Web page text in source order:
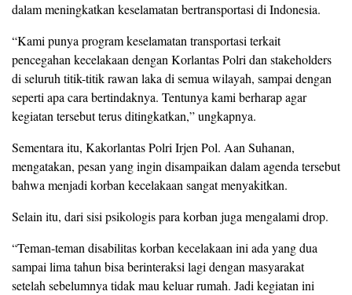
dalam meningkatkan keselamatan bertransportasi di Indonesia.
“Kami punya program keselamatan transportasi terkait
pencegahan kecelakaan dengan Korlantas Polri dan stakeholders
di seluruh titik-titik rawan laka di semua wilayah, sampai dengan
seperti apa cara bertindaknya. Tentunya kami berharap agar
kegiatan tersebut terus ditingkatkan,” ungkapnya.
Sementara itu, Kakorlantas Polri Irjen Pol. Aan Suhanan,
mengatakan, pesan yang ingin disampaikan dalam agenda tersebut
bahwa menjadi korban kecelakaan sangat menyakitkan.
Selain itu, dari sisi psikologis para korban juga mengalami drop.
“Teman-teman disabilitas korban kecelakaan ini ada yang dua
sampai lima tahun bisa berinteraksi lagi dengan masyarakat
setelah sebelumnya tidak mau keluar rumah. Jadi kegiatan ini